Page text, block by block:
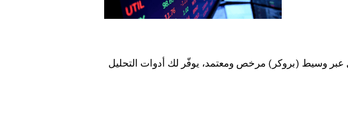
وسيط (بروكر) مرخص ومعتمد، يوفّر لك أدوات التحليل